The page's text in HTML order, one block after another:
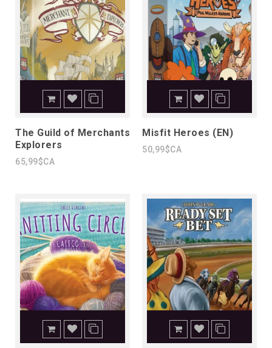
The Guild of Merchants
Explorers
65,99$CA
Misfit Heroes (EN)
50,99$CA